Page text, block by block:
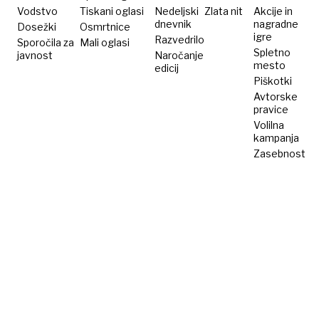
Vodstvo
Dosežki
Sporočila za
javnost
Tiskani oglasi
Osmrtnice
Mali oglasi
Nedeljski
dnevnik
Razvedrilo
Naročanje
edicij
Zlata nit
Akcije in
nagradne
igre
Spletno
mesto
Piškotki
Avtorske
pravice
Volilna
kampanja
Zasebnost